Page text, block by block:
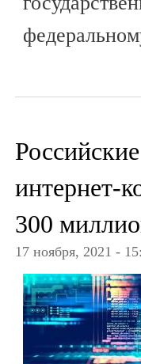
интернет-
300
17 ноября, 2021 -